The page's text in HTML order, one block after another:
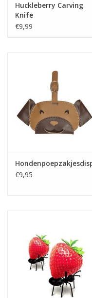
Huckleberry Carving
Knife
€9,99
€9,95